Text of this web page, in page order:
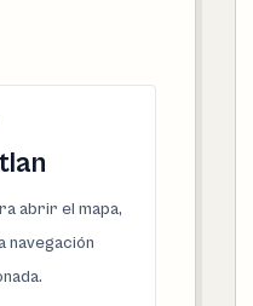
abrir el mapa,
navegación